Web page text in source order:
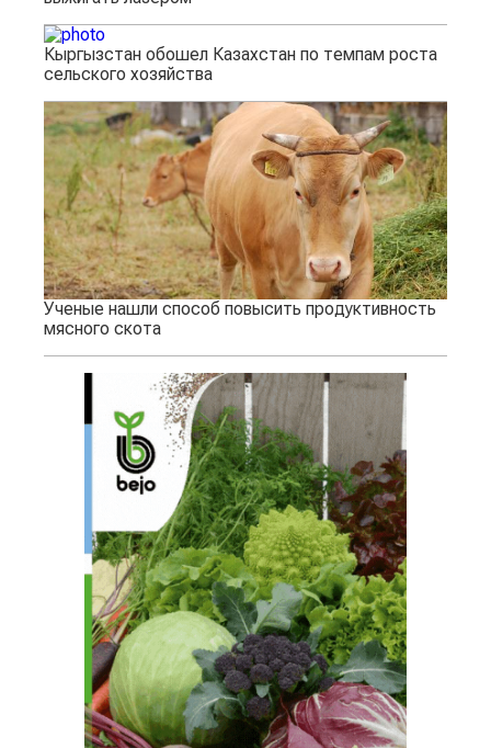
Кыргызстан обошел Казахстан по темпам роста
сельского хозяйства
Ученые нашли способ повысить продуктивность
мясного скота